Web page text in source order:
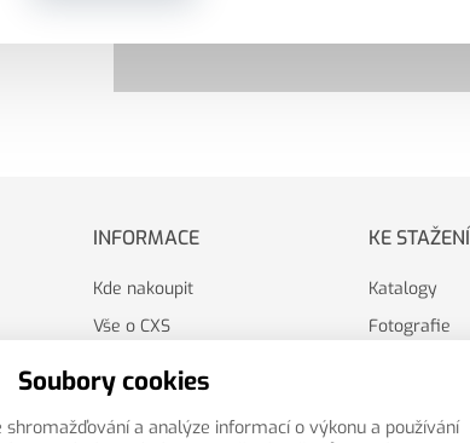
INFORMACE
Kde nakoupit
Vše o CXS
KE STAŽENÍ
Katalogy
Fotografie
Soubory cookies
shromažďování a analýze informací o výkonu a používání